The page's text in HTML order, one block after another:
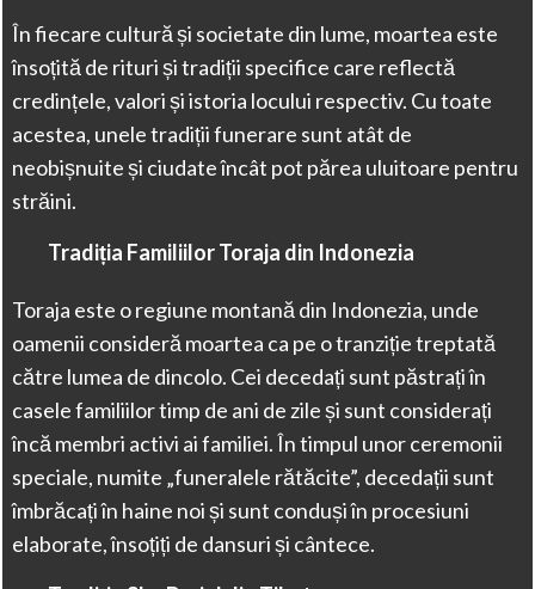
În fiecare cultură și societate din lume, moartea este
însoțită de rituri și tradiții specifice care reflectă
credințele, valori și istoria locului respectiv. Cu toate
acestea, unele tradiții funerare sunt atât de
neobișnuite și ciudate încât pot părea uluitoare pentru
străini.
Tradiția Familiilor Toraja din Indonezia
Toraja este o regiune montană din Indonezia, unde
oamenii consideră moartea ca pe o tranziție treptată
către lumea de dincolo. Cei decedați sunt păstrați în
casele familiilor timp de ani de zile și sunt considerați
încă membri activi ai familiei. În timpul unor ceremonii
speciale, numite „funeralele rătăcite”, decedații sunt
îmbrăcați în haine noi și sunt conduși în procesiuni
elaborate, însoțiți de dansuri și cântece.